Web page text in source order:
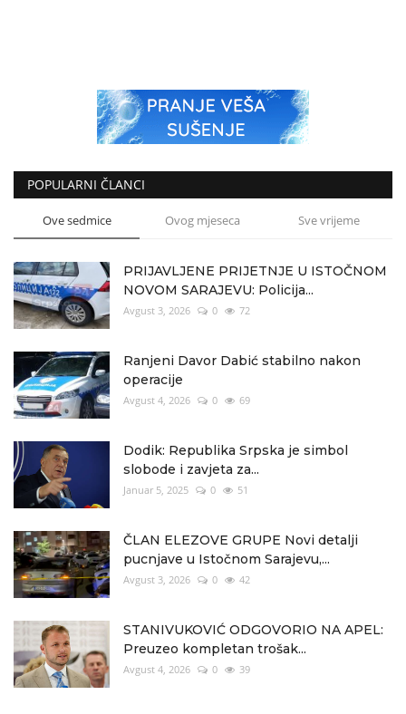
POPULARNI ČLANCI
Ove sedmice Ovog mjeseca Sve vrijeme
PRIJAVLJENE PRIJETNJE U ISTOČNOM
NOVOM SARAJEVU: Policija...
Avgust 3, 2026 0 72
Ranjeni Davor Dabić stabilno nakon
operacije
Avgust 4, 2026 0 69
Dodik: Republika Srpska je simbol
slobode i zavjeta za...
Januar 5, 2025 0 51
ČLAN ELEZOVE GRUPE Novi detalji
pucnjave u Istočnom Sarajevu,...
Avgust 3, 2026 0 42
STANIVUKOVIĆ ODGOVORIO NA APEL:
Preuzeo kompletan trošak...
Avgust 4, 2026 0 39